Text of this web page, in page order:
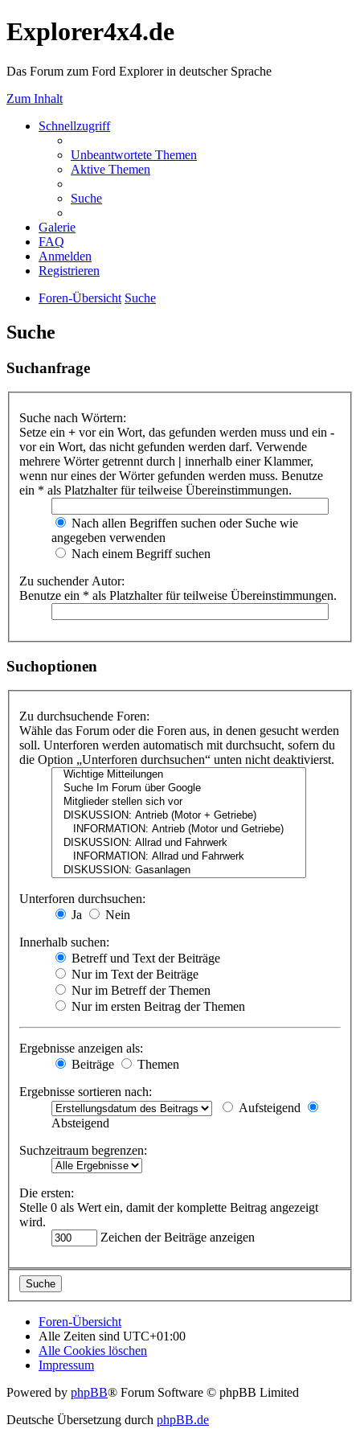
Explorer4x4.de
Das Forum zum Ford Explorer in deutscher Sprache
Zum Inhalt
Schnellzugriff
Unbeantwortete Themen
Aktive Themen
Suche
Galerie
FAQ
Anmelden
Registrieren
Foren-Übersicht Suche
Suche
Suchanfrage
Suche nach Wörtern:
Setze ein + vor ein Wort, das gefunden werden muss und ein -
vor ein Wort, das nicht gefunden werden darf. Verwende
mehrere Wörter getrennt durch | innerhalb einer Klammer,
wenn nur eines der Wörter gefunden werden muss. Benutze
ein * als Platzhalter für teilweise Übereinstimmungen.
Nach allen Begriffen suchen oder Suche wie
angegeben verwenden
Nach einem Begriff suchen
Zu suchender Autor:
Benutze ein * als Platzhalter für teilweise Übereinstimmungen.
Suchoptionen
Zu durchsuchende Foren:
Wähle das Forum oder die Foren aus, in denen gesucht werden
soll. Unterforen werden automatisch mit durchsucht, sofern du
die Option „Unterforen durchsuchen“ unten nicht deaktivierst.
Unterforen durchsuchen:
Ja
Nein
Innerhalb suchen:
Betreff und Text der Beiträge
Nur im Text der Beiträge
Nur im Betreff der Themen
Nur im ersten Beitrag der Themen
Ergebnisse anzeigen als:
Beiträge
Themen
Ergebnisse sortieren nach:
Aufsteigend
Absteigend
Suchzeitraum begrenzen:
Die ersten:
Stelle 0 als Wert ein, damit der komplette Beitrag angezeigt
wird.
Zeichen der Beiträge anzeigen
Foren-Übersicht
Alle Zeiten sind UTC+01:00
Alle Cookies löschen
Impressum
Powered by phpBB® Forum Software © phpBB Limited
Deutsche Übersetzung durch phpBB.de